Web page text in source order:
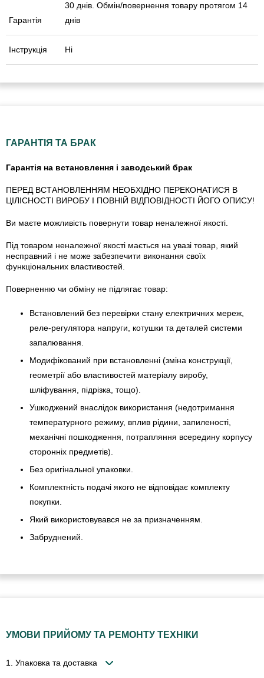
Гарантія
30 днів. Обмін/повернення товару протягом 14
днів
Інструкція Ні
ГАРАНТІЯ ТА БРАК
Гарантія на встановлення і заводський брак
ПЕРЕД ВСТАНОВЛЕННЯМ НЕОБХІДНО ПЕРЕКОНАТИСЯ В
ЦІЛІСНОСТІ ВИРОБУ І ПОВНІЙ ВІДПОВІДНОСТІ ЙОГО ОПИСУ!
Ви маєте можливість повернути товар неналежної якості.
Під товаром неналежної якості мається на увазі товар, який
несправний і не може забезпечити виконання своїх
функціональних властивостей.
Поверненню чи обміну не підлягає товар:
Встановлений без перевірки стану електричних мереж,
реле-регулято­ра напруги, котушки та деталей системи
запалювання.
Модифікований при встановленні (зміна конструкції,
геометрії або властивостей матеріалу виробу,
шліфування, підрізка, тощо).
Ушкоджений внаслідок використання (недотримання
температурного режиму, вплив рідини, запиленості,
механічні пошкодження, потрапляння всередину корпусу
сторонніх предметів).
Без оригінальної упаковки.
Комплектність подачі якого не відповідає комплекту
покупки.
Який використовувався не за призначенням.
Забруднений.
УМОВИ ПРИЙОМУ ТА РЕМОНТУ ТЕХНІКИ
1. Упаковка та доставка